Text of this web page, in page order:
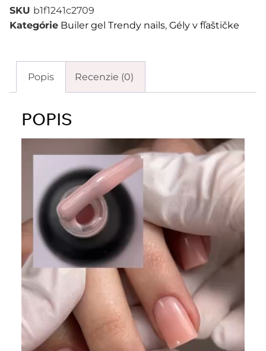
SKU b1f1241c2709
Kategórie Builer gel Trendy nails, Gély v fľaštičke
Popis Recenzie (0)
POPIS